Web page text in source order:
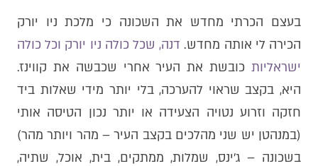
בעצם הכרתי מחדש את השכונה כי מלכת ניו יורק
הכירה לי אותה מחדש. דנה, שכל כולה ניו יורק וכל כולה
ישראליות כובשת את העיר אחרי שכבשה את קווינז.
היא, בקצב שראוי להערכה, בלי יותר מידי שאלות ביד
חזקה וזרוע נטויה הצעידה או יותר נכון הטיסה אותי
(במנהטן יש שני מהלכים בקצב העיר – מהר ויותר מהר)
בשכונה – ג׳ינס, שמלות, ממתקים, בית, אוכל, שתיה,